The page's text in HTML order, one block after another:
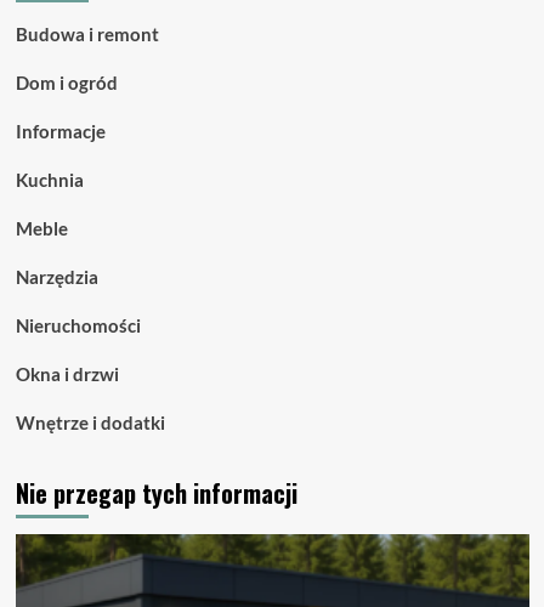
Budowa i remont
Dom i ogród
Informacje
Kuchnia
Meble
Narzędzia
Nieruchomości
Okna i drzwi
Wnętrze i dodatki
Nie przegap tych informacji